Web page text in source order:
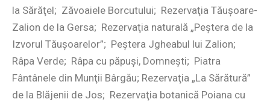
la Sărăţel; Zăvoaiele Borcutului; Rezervaţia Tăuşoare-
Zalion de la Gersa; Rezervaţia naturală „Peştera de la
Izvorul Tăuşoarelor”; Peştera Jgheabul lui Zalion;
Râpa Verde; Râpa cu păpuşi, Domneşti; Piatra
Fântânele din Munţii Bârgău; Rezervaţia „La Sărătură”
de la Blăjenii de Jos; Rezervaţia botanică Poiana cu